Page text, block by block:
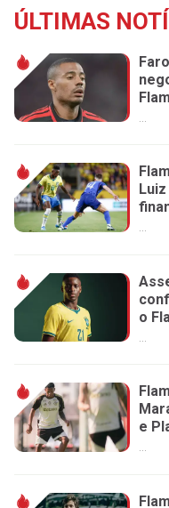
ÚLTIMAS
...
...
o
e
...